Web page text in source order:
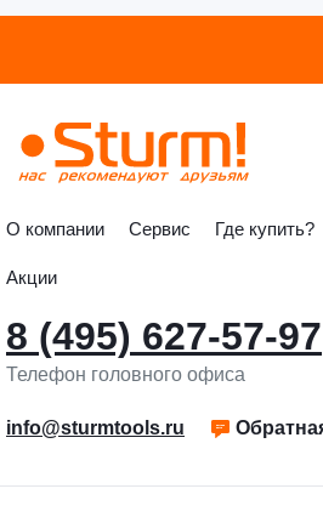
О компании Сервис Где купить?
Акции
8 (495) 627-57-97
Телефон головного офиса
info@sturmtools.ru